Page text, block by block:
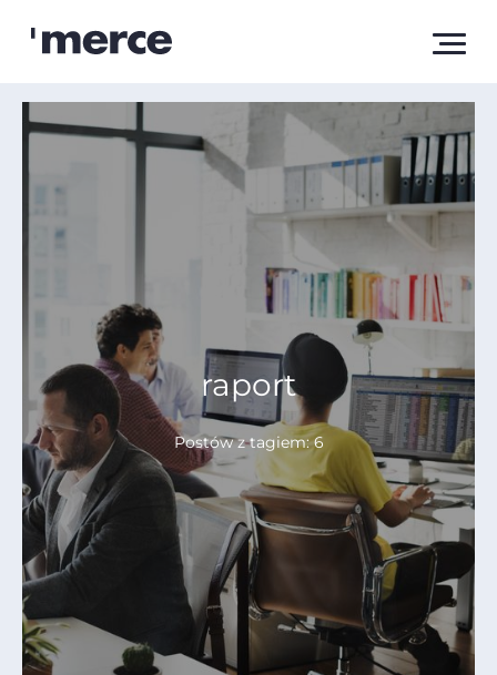
raport
Postów z tagiem: 6